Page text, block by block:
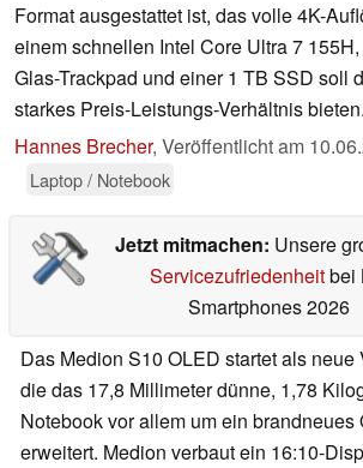
Format ausgestattet ist, das volle 4K-
einem schnellen Intel Core Ultra 7
Glas-Trackpad und einer 1 TB SSD soll
starkes Preis-Leistungs-Verhältnis bieten.
Hannes Brecher, Veröffentlicht am
Laptop / Notebook
Jetzt mitmachen: Unsere
Servicezufriedenheitbei
Smartphones 2026
Das Medion S10 OLED startet als neue
die das 17,8 Millimeter dünne, 1,78
Notebook vor allem um ein brandneues
erweitert. Medion verbaut ein 16:10-